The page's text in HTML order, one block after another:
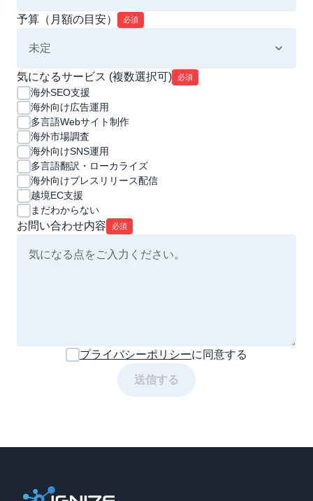
予算（月額の目安） 必須
気になるサービス (複数選択可) 必須
海外SEO支援
海外向け広告運用
多言語Webサイト制作
海外市場調査
海外向けSNS運用
多言語翻訳・ローカライズ
海外向けプレスリリース配信
越境EC支援
まだわからない
お問い合わせ内容 必須
プライバシーポリシーに同意する
送信する